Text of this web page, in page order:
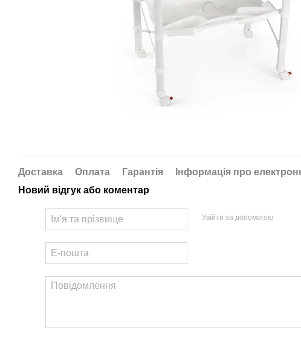
Доставка Оплата Гарантія
Інформація про
Новий відгук або коментар
Увійти за допомогою